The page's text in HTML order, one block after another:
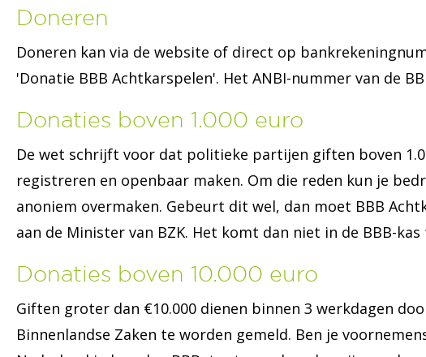
Doneren
Doneren kan via de website of direct op
'Donatie BBB Achtkarspelen'. Het ANBI-nummer van de
Donaties boven 1.000 euro
De wet schrijft voor dat politieke partijen giften boven
registreren en openbaar maken. Om die reden kun je
anoniem overmaken. Gebeurt dit wel, dan moet BBB
aan de Minister van BZK. Het komt dan niet in de BBB-
Donaties boven 10.000 euro
Giften groter dan €10.000 dienen binnen 3 werkdagen
Binnenlandse Zaken te worden gemeld. Ben je